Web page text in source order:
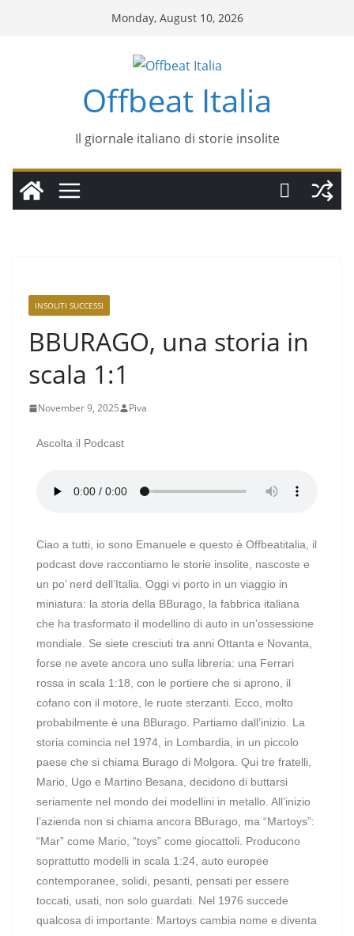
Monday, August 10, 2026
Offbeat Italia
Il giornale italiano di storie insolite
INSOLITI SUCCESSI
BBURAGO, una storia in
scala 1:1
November 9, 2025 Piva
Ascolta il Podcast
Ciao a tutti, io sono Emanuele e questo è Offbeatitalia, il
podcast dove raccontiamo le storie insolite, nascoste e
un po’ nerd dell’Italia. Oggi vi porto in un viaggio in
miniatura: la storia della BBurago, la fabbrica italiana
che ha trasformato il modellino di auto in un’ossessione
mondiale. Se siete cresciuti tra anni Ottanta e Novanta,
forse ne avete ancora uno sulla libreria: una Ferrari
rossa in scala 1:18, con le portiere che si aprono, il
cofano con il motore, le ruote sterzanti. Ecco, molto
probabilmente è una BBurago. Partiamo dall’inizio. La
storia comincia nel 1974, in Lombardia, in un piccolo
paese che si chiama Burago di Molgora. Qui tre fratelli,
Mario, Ugo e Martino Besana, decidono di buttarsi
seriamente nel mondo dei modellini in metallo. All’inizio
l’azienda non si chiama ancora BBurago, ma “Martoys”:
“Mar” come Mario, “toys” come giocattoli. Producono
soprattutto modelli in scala 1:24, auto europee
contemporanee, solidi, pesanti, pensati per essere
toccati, usati, non solo guardati. Nel 1976 succede
qualcosa di importante: Martoys cambia nome e diventa